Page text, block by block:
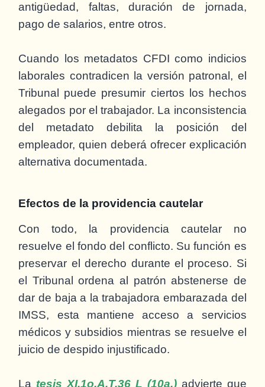
antigüedad, faltas, duración de jornada,
pago de salarios, entre otros.
Cuando los metadatos CFDI como indicios
laborales contradicen la versión patronal, el
Tribunal puede presumir ciertos los hechos
alegados por el trabajador. La inconsistencia
del metadato debilita la posición del
empleador, quien deberá ofrecer explicación
alternativa documentada.
Efectos de la providencia cautelar
Con todo, la providencia cautelar no
resuelve el fondo del conflicto. Su función es
preservar el derecho durante el proceso. Si
el Tribunal ordena al patrón abstenerse de
dar de baja a la trabajadora embarazada del
IMSS, esta mantiene acceso a servicios
médicos y subsidios mientras se resuelve el
juicio de despido injustificado.
La tesis XI.1o.A.T.36 L (10a.)advierte que